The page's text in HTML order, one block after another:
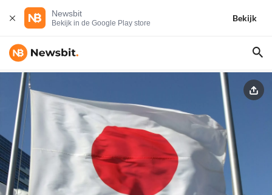
Newsbit
Bekijk in de Google Play store
Bekijk